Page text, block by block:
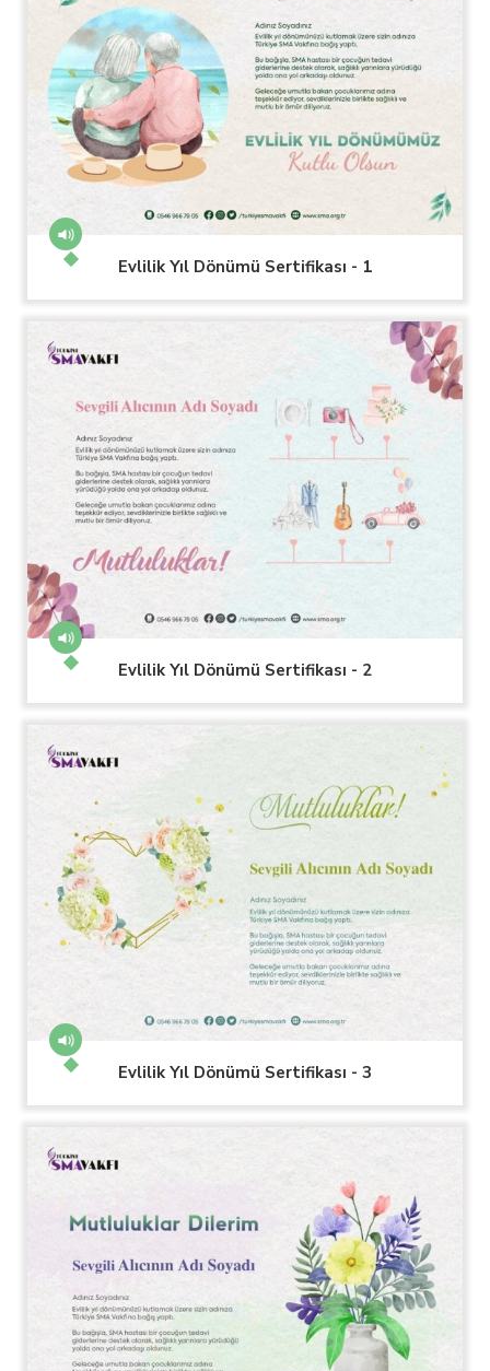
Evlilik Yıl Dönümü Sertifikası - 1
Evlilik Yıl Dönümü Sertifikası - 2
Evlilik Yıl Dönümü Sertifikası - 3